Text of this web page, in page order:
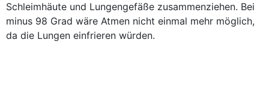
Schleimhäute und Lungengefäße zusammenziehen. Bei
minus 98 Grad wäre Atmen nicht einmal mehr möglich,
da die Lungen einfrieren würden.